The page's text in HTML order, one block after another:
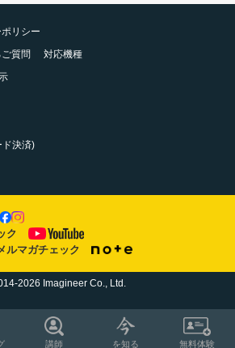
リシー
質問
対応機種
ド決済)
ク
ルマガチェック
2026 Imagineer Co., Ltd.
講師 を知る 無料体験